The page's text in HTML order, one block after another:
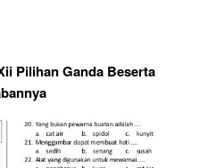
Pilihan Ganda Beserta